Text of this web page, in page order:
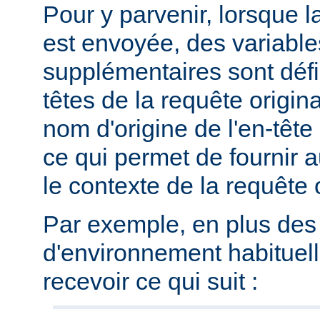
Pour y parvenir, lorsque
est envoyée, des
supplémentaires sont
têtes de la requête
nom d'origine de l'en-
ce qui permet de fournir
le contexte de la requête
Par exemple, en plus
d'environnement
recevoir ce qui suit :